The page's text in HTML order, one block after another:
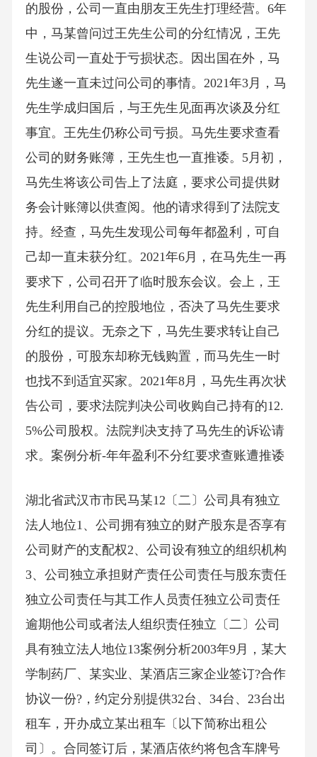
的股份，公司一直由朋友王先生打理经营。6年
中，马某曾问过王先生公司的分红情况，王先
生说公司一直处于亏损状态。因出国在外，马
先生遂一直未过问公司的事情。2021年3月，马
先生学成归国后，与王先生见面再次谈及分红
事宜。王先生仍称公司亏损。马先生要求查看
公司的财务账簿，王先生也一直推诿。5月初，
马先生将该公司告上了法庭，要求公司提供财
务会计账簿以供查阅。他的请求得到了法院支
持。经查，马先生发现公司每年都盈利，可自
己却一直未获分红。2021年6月，在马先生一再
要求下，公司召开了临时股东会议。会上，王
先生利用自己的控股地位，否决了马先生要求
分红的提议。无奈之下，马先生要求转让自己
的股份，可股东却称无钱购置，而马先生一时
也找不到适宜买家。2021年8月，马先生再次状
告公司，要求法院判决公司收购自己持有的12.
5%公司股权。法院判决支持了马先生的诉讼请
求。案例分析-年年盈利不分红要求查账遭推诿
湖北省武汉市市民马某12〔二〕公司具有独立
法人地位1、公司拥有独立的财产股东是否享有
公司财产的支配权2、公司设有独立的组织机构
3、公司独立承担财产责任公司责任与股东责任
独立公司责任与其工作人员责任独立公司责任
逾期他公司或者法人组织责任独立〔二〕公司
具有独立法人地位13案例分析2003年9月，某大
学制药厂、某实业、某酒店三家企业签订?合作
协议一份?，约定分别提供32台、34台、23台出
租车，开办成立某出租车〔以下简称出租公
司〕。合同签订后，某酒店依约将包含车牌号